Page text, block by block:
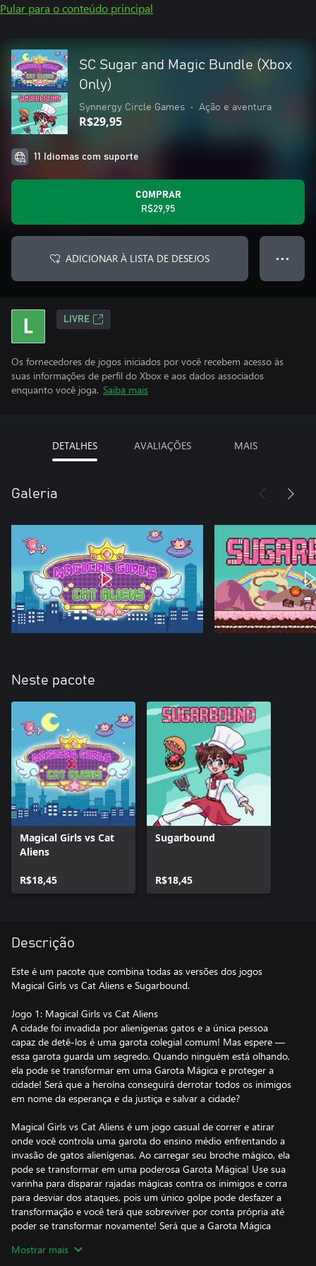
Pular para o conteúdo principal
SC Sugar and Magic Bundle (Xbox
Only)
Synnergy Circle Games • Ação e aventura
R$29,95
11 Idiomas com suporte
COMPRAR
R$29,95
ADICIONAR À LISTA DE DESEJOS ● ● ●
LIVRE
Os fornecedores de jogos iniciados por você recebem acesso às
suas informações de perfil do Xbox e aos dados associados
enquanto você joga. Saiba mais
DETALHES AVALIAÇÕES MAIS
Galeria
Neste pacote
Magical Girls vs Cat
Aliens
R$18,45
Sugarbound
R$18,45
Descrição
Este é um pacote que combina todas as versões dos jogos
Magical Girls vs Cat Aliens e Sugarbound.
Jogo 1: Magical Girls vs Cat Aliens
A cidade foi invadida por alienígenas gatos e a única pessoa
capaz de detê-los é uma garota colegial comum! Mas espere —
essa garota guarda um segredo. Quando ninguém está olhando,
ela pode se transformar em uma Garota Mágica e proteger a
cidade! Será que a heroína conseguirá derrotar todos os inimigos
em nome da esperança e da justiça e salvar a cidade?
Magical Girls vs Cat Aliens é um jogo casual de correr e atirar
onde você controla uma garota do ensino médio enfrentando a
invasão de gatos alienígenas. Ao carregar seu broche mágico, ela
pode se transformar em uma poderosa Garota Mágica! Use sua
varinha para disparar rajadas mágicas contra os inimigos e corra
para desviar dos ataques, pois um único golpe pode desfazer a
transformação e você terá que sobreviver por conta própria até
poder se transformar novamente! Será que a Garota Mágica
Derrote os gatos alienígenas e colete cristais para aumentar a
Mostrar mais